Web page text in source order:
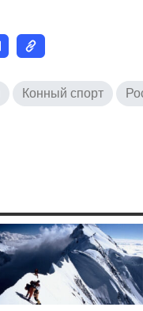
Конный спорт